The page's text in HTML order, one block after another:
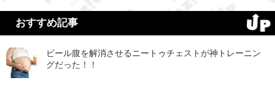
おすすめ記事
ビール腹を解消させるニートゥチェストが神トレーニン
グだった！！